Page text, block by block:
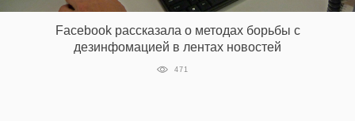
Facebook рассказала о методах борьбы с
дезинфомацией в лентах новостей
471